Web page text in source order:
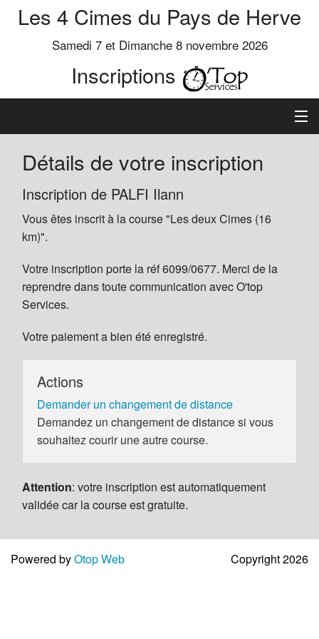
Les 4 Cimes du Pays de Herve
Samedi 7 et Dimanche 8 novembre 2026
Inscriptions
Inscription
Préinscrits
Informations
Détails de votre inscription
Inscription de PALFI Ilann
Vous êtes inscrit à la course "Les deux Cimes (16
km)".
Votre inscription porte la réf 6099/0677. Merci de la
reprendre dans toute communication avec O'top
Services.
Votre paiement a bien été enregistré.
Actions
Demander un changement de distance
Demandez un changement de distance si vous
souhaitez courir une autre course.
Attention: votre inscription est automatiquement
validée car la course est gratuite.
Powered byOtop Web Copyright 2026